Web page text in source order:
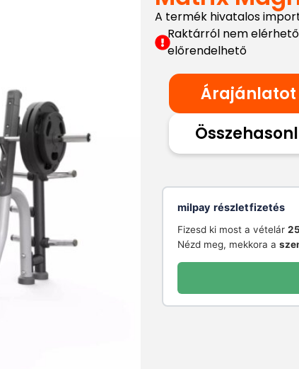
A termék hivatalos
Raktárról nem
előrendelhető
Árajánlatot
milpay részletfizetés
Fizesd ki most a vételár
Nézd meg, mekkora a